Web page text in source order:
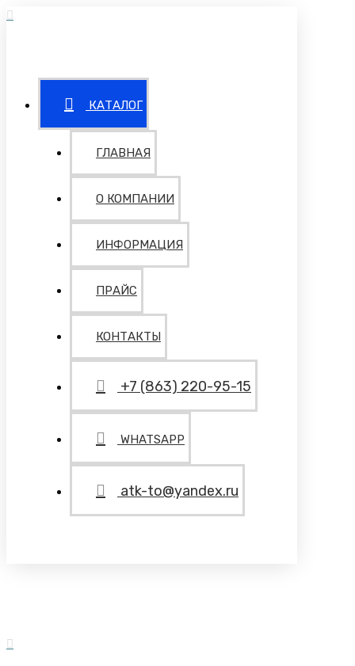
КАТАЛОГ
ГЛАВНАЯ
О КОМПАНИИ
ИНФОРМАЦИЯ
ПРАЙС
КОНТАКТЫ
+7 (863) 220-95-15
WHATSAPP
atk-to@yandex.ru